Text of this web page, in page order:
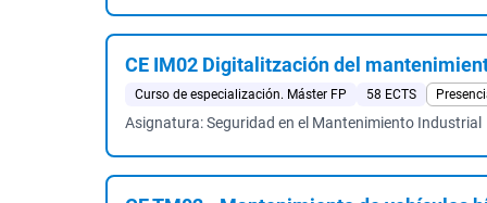
CE IM02 Digitalitzación del
Curso de especialización. Máster FP 58 ECTS
Asignatura: Seguridad en el Mantenimiento Industrial